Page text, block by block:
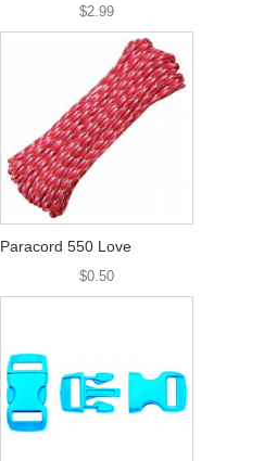
$2.99
Paracord 550 Love
$0.50